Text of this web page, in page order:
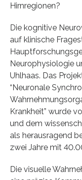
Hirnregionen?
Die kognitive
auf klinische
Neurophysiologie
Uhlhaas. Das
“Neuronale
Krankheit” wurde
und dem
als herausragend
zwei Jahre mit
Die visuelle